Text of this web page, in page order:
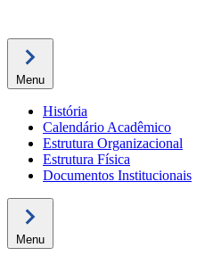
Menu
História
Calendário Acadêmico
Estrutura Organizacional
Estrutura Física
Documentos Institucionais
Menu